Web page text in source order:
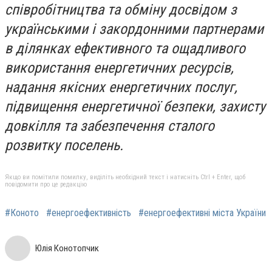
співробітництва та обміну досвідом з
українськими і закордонними партнерами
в ділянках ефективного та ощадливого
використання енергетичних ресурсів,
надання якісних енергетичних послуг,
підвищення енергетичної безпеки, захисту
довкілля та забезпечення сталого
розвитку поселень.
Якщо ви помітили помилку, виділіть необхідний текст і натисніть Ctrl + Enter, щоб
повідомити про це редакцію
#Коното #енергоефективність #енергоефективні міста України
Юлія Конотопчик